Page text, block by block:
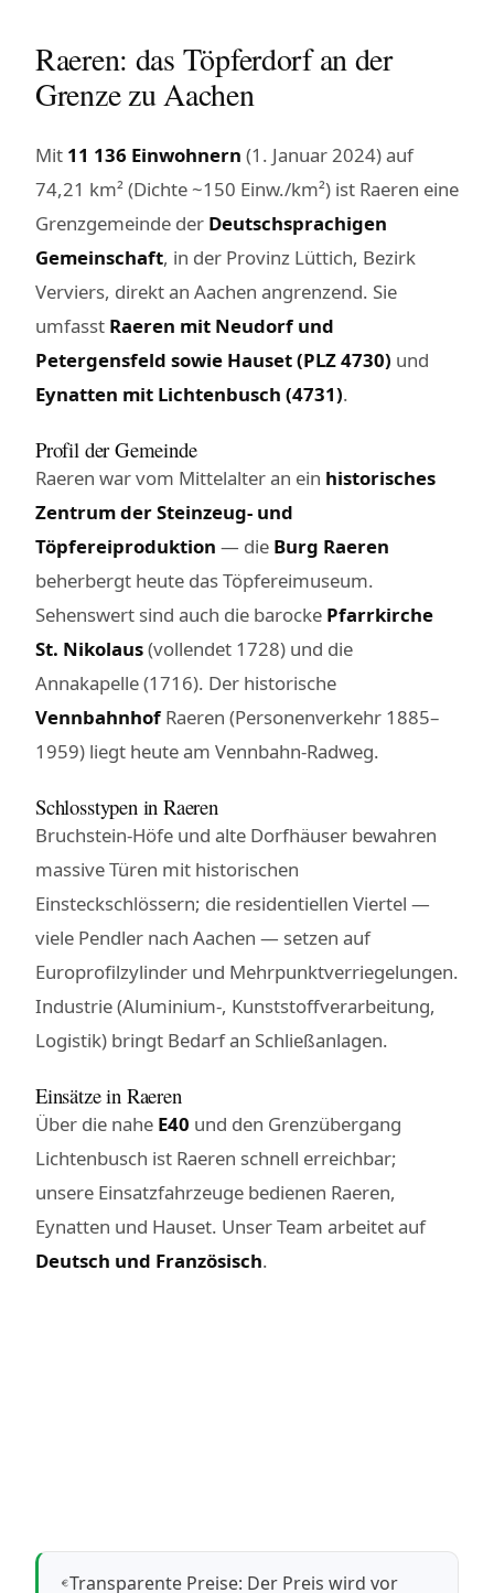
Raeren: das Töpferdorf an der
Grenze zu Aachen
Mit 11 136 Einwohnern (1. Januar 2024) auf
74,21 km² (Dichte ~150 Einw./km²) ist Raeren eine
Grenzgemeinde der Deutschsprachigen
Gemeinschaft, in der Provinz Lüttich, Bezirk
Verviers, direkt an Aachen angrenzend. Sie
umfasst Raeren mit Neudorf und
Petergensfeld sowie Hauset (PLZ 4730) und
Eynatten mit Lichtenbusch (4731).
Profil der Gemeinde
Raeren war vom Mittelalter an ein historisches
Zentrum der Steinzeug- und
Töpfereiproduktion — die Burg Raeren
beherbergt heute das Töpfereimuseum.
Sehenswert sind auch die barocke Pfarrkirche
St. Nikolaus(vollendet 1728) und die
Annakapelle (1716). Der historische
Vennbahnhof Raeren (Personenverkehr 1885–
1959) liegt heute am Vennbahn-Radweg.
Schlosstypen in Raeren
Bruchstein-Höfe und alte Dorfhäuser bewahren
massive Türen mit historischen
Einsteckschlössern; die residentiellen Viertel —
viele Pendler nach Aachen — setzen auf
Europrofilzylinder und Mehrpunktverriegelungen.
Industrie (Aluminium-, Kunststoffverarbeitung,
Logistik) bringt Bedarf an Schließanlagen.
Einsätze in Raeren
Über die nahe E40 und den Grenzübergang
Lichtenbusch ist Raeren schnell erreichbar;
unsere Einsatzfahrzeuge bedienen Raeren,
Eynatten und Hauset. Unser Team arbeitet auf
Deutsch und Französisch.
Transparente Preise: Der Preis wird vor